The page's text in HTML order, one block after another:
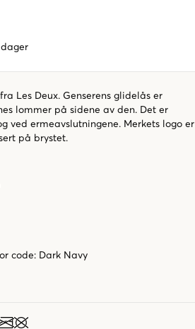
Les Deux. Genserens glidelås er
lommer på sidene av den. Det er
ved ermeavslutningene. Merkets logo er
på brystet.
code: Dark Navy